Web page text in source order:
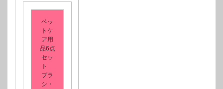
ペッ
トケ
ア用
品6点
セッ
ト
ブラ
シ・